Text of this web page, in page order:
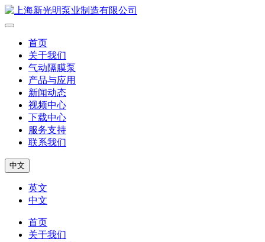
首页
关于我们
气动隔膜泵
产品与应用
新闻动态
视频中心
下载中心
服务支持
联系我们
中文
英文
中文
首页
关于我们